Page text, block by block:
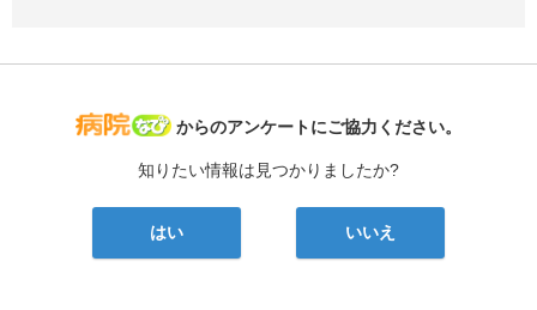
病院なび
からのアンケートにご協力ください。
知りたい情報は見つかりましたか?
はい いいえ